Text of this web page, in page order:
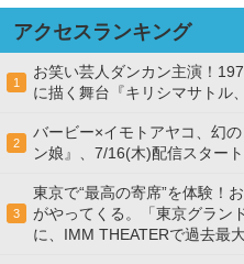
アクセスランキング
1
お笑い芸人ダンカン主演！
に描く舞台『キリシマサトル
2
バービー×イモトアヤコ、幻
ン娘』、7/16(木)配信スタート
3
東京で“最高の寄席”を体験！
がやってくる。「東京グラン
に、IMM THEATERで過去最